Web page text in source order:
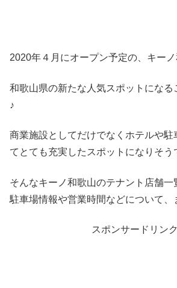
2020年４月にオープン予定の、キーノ
和歌山県の新たな人気スポットになる
♪
商業施設としてだけでなくホテルや駐
てとても充実したスポットになりそう
そんなキーノ和歌山のテナント店舗一
駐車場情報や営業時間などについて、
スポンサードリンク